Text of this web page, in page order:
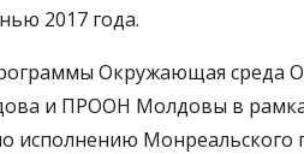
2017 года.
Окружающая среда
и ПРООН Молдовы в
Монреальского